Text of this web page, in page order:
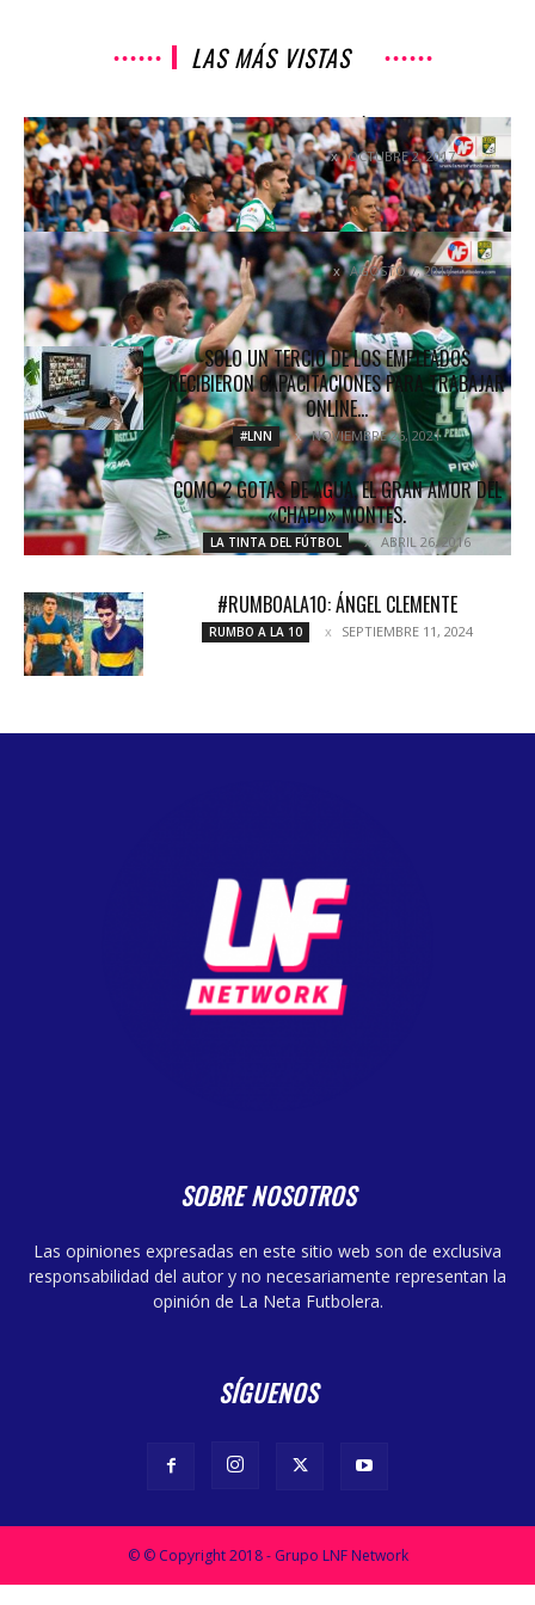
LAS MÁS VISTAS
EN CU SOLO EXISTIÓ UN EQUIPO
COLUMNETAS OCTUBRE 2, 2017
SILBIDOS POR APLAUSOS
COLUMNETAS AGOSTO 7, 2017
SOLO UN TERCIO DE LOS EMPLEADOS
RECIBIERON CAPACITACIONES PARA TRABAJAR
ONLINE...
#LNN NOVIEMBRE 26, 2021
COMO 2 GOTAS DE AGUA, EL GRAN AMOR DEL
«CHAPO» MONTES.
LA TINTA DEL FÚTBOL ABRIL 26, 2016
#RUMBOALA10: ÁNGEL CLEMENTE
RUMBO A LA 10 SEPTIEMBRE 11, 2024
SOBRE NOSOTROS
Las opiniones expresadas en este sitio web son de exclusiva
responsabilidad del autor y no necesariamente representan la
opinión de La Neta Futbolera.
SÍGUENOS
© © Copyright 2018 - Grupo LNF Network